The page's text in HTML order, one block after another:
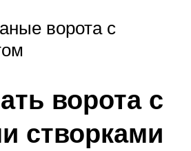
ворота с
ворота с
створками